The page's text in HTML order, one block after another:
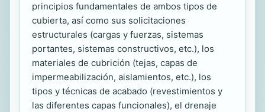
principios fundamentales de ambos tipos de
cubierta, así como sus solicitaciones
estructurales (cargas y fuerzas, sistemas
portantes, sistemas constructivos, etc.), los
materiales de cubrición (tejas, capas de
impermeabilización, aislamientos, etc.), los
tipos y técnicas de acabado (revestimientos y
las diferentes capas funcionales), el drenaje